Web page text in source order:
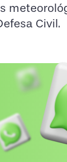
Civil.